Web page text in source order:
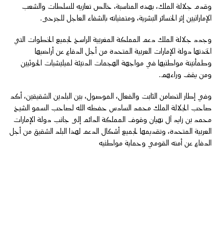
وقدم جلالة الملك، بهذه المناسبة، خالص تعازيه للسلطات والشعب
الإماراتيين إثر الخسائر البشرية، ومتمنياته بالشفاء العاجل للجرحى.
وجدد جلالة الملك دعم المملكة المغربية الراسخ لجميع الخطوات التي
اتخذتها دولة الإمارات العربية المتحدة من أجل الدفاع عن أراضيها
وطمأنينة مواطنيها في مواجهة الهجمات الدنيئة لميليشيات الحوثيين
ومن يقف وراءهم.
وفي إطار التضامن الثابت والفعال، الموصول، بين البلدين الشقيقين، أكد
صاحب الجلالة الملك محمد السادس حفظه الله لصاحب السمو الشيخ
محمد بن زايد آل نهيان وقوف المملكة الدائم إلى جانب دولة الإمارات
العربية المتحدة، وتقديمها لجميع أشكال الدعم لهذا البلد الشقيق من أجل
الدفاع عن أمنه القومي وحماية مواطنيه